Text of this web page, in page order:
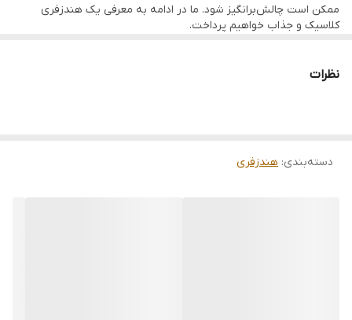
مقاومت اسپیکر 16Ω±
ممکن است چالش‌برانگیز شود. ما در ادامه به معرفی یک هندزفری
کلاسیک و جذاب خواهیم پرداخت.
نظرات
دسته‌بندی: هندزفری